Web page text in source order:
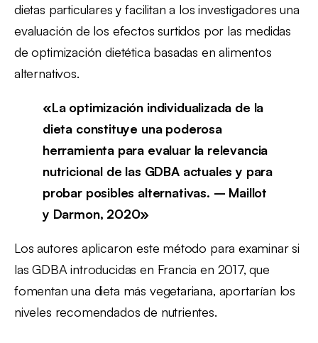
dietas particulares y facilitan a los investigadores una
evaluación de los efectos surtidos por las medidas
de optimización dietética basadas en alimentos
alternativos.
«La optimización individualizada de la
dieta constituye una poderosa
herramienta para evaluar la relevancia
nutricional de las GDBA actuales y para
probar posibles alternativas. – Maillot
y Darmon, 2020»
Los autores aplicaron este método para examinar si
las GDBA introducidas en Francia en 2017, que
fomentan una dieta más vegetariana, aportarían los
niveles recomendados de nutrientes.